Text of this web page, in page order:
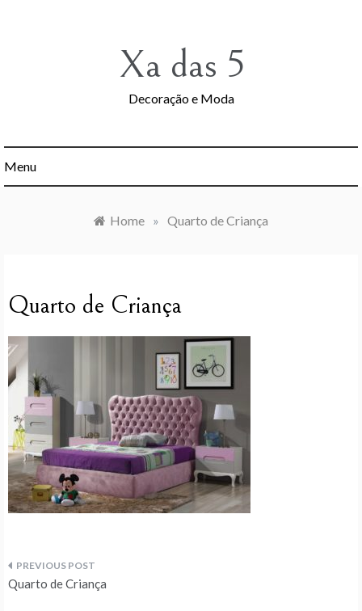
Xa das 5
Decoração e Moda
Menu
Home » Quarto de Criança
Quarto de Criança
Navegação
Quarto de Criança